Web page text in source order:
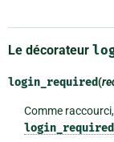
Le décorateur
login_required(
Comme